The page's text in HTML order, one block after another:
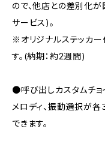
ので、他店との差別化
サービス)。
※オリジナルステッカ
す。(納期：約2週間)
●呼び出しカスタムチョ
メロディ、振動選択が
できます。